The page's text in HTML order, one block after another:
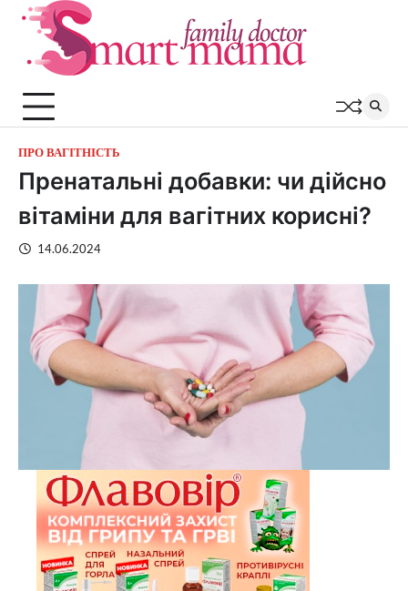
Перейти
ПРО ВАГІТНІСТЬ
Пренатальні добавки: чи дійсно
вітаміни для вагітних корисні?
14.06.2024